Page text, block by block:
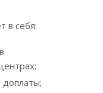
в себя:
доплаты;